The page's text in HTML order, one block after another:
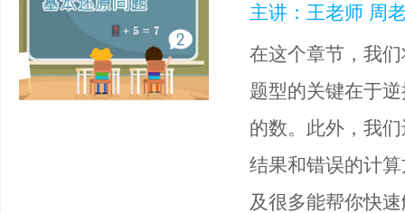
主讲：王老师 周
在这个章节，我
题型的关键在于
的数。此外，我
结果和错误的计
及很多能帮你快